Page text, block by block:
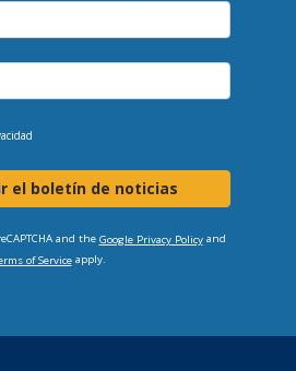
el boletín de noticias
and the Google Privacy Policyand
of Serviceapply.